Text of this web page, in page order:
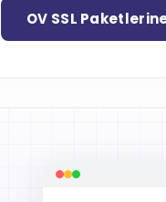
OV SSL